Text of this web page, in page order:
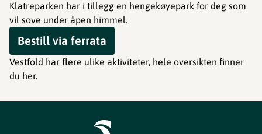
Klatreparken har i tillegg en hengekøyepark for deg som
vil sove under åpen himmel.
Bestill via ferrata
Vestfold har flere ulike aktiviteter, hele oversikten finner
du her.